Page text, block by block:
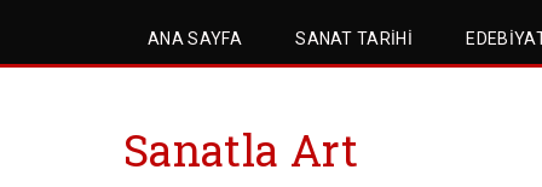
ANA SAYFA SANAT TARIHI
Sanatla Art